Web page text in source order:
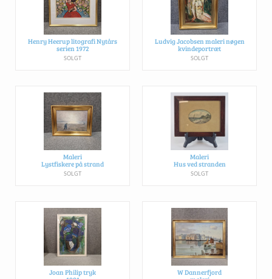
Henry Heerup litografi Nytårs
serien 1972
SOLGT
Ludvig Jacobsen maleri nøgen
kvindeportræt
SOLGT
Maleri
Lystfiskere på strand
SOLGT
Maleri
Hus ved stranden
SOLGT
Joan Philip tryk
W Dannerfjord